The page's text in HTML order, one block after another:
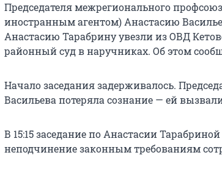
Председателя межрегионального
иностранным агентом) Анастасию
Анастасию Тарабрину увезли из ОВД
районный суд в наручниках. Об этом
Начало заседания задерживалось.
Васильева потеряла сознание — ей
В 15:15 заседание по Анастасии
неподчинение законным требованиям